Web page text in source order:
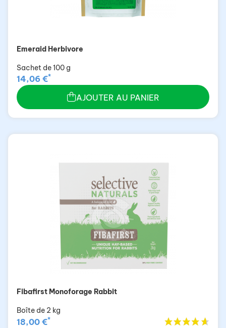
Emeraid Herbivore
Sachet de 100 g
14,06 €*
AJOUTER AU PANIER
Fibafirst Monoforage Rabbit
Boîte de 2 kg
18,00 €*